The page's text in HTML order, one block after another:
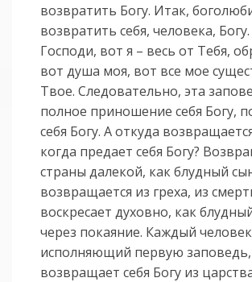
возвратить Богу. Итак,
возвратить себя, человека,
Господи, вот я – весь от Тебя,
вот душа моя, вот все мое
Твое. Следовательно, эта
полное приношение себя Богу,
себя Богу. А откуда
когда предает себя Богу?
страны далекой, как блудный
возвращается из греха, из
воскресает духовно, как
через покаяние. Каждый
исполняющий первую заповедь,
возвращает себя Богу из